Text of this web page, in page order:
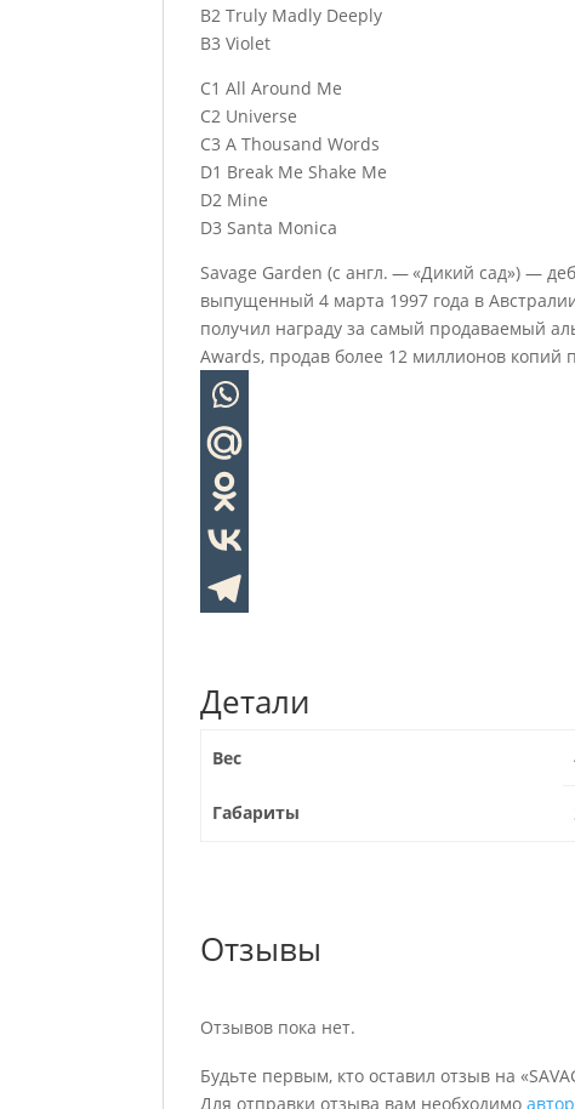
B2 Truly Madly Deeply
B3 Violet
C1 All Around Me
C2 Universe
C3 A Thousand Words
D1 Break Me Shake Me
D2 Mine
D3 Santa Monica
Savage Garden (с англ. — «Дикий сад») —
выпущенный 4 марта 1997 года в
получил награду за самый продаваемый
Awards, продав более 12 миллионов
Детали
Вес
Габариты
Отзывы
Отзывов пока нет.
Будьте первым, кто оставил отзыв на
Для отправки отзыва вам необходимо